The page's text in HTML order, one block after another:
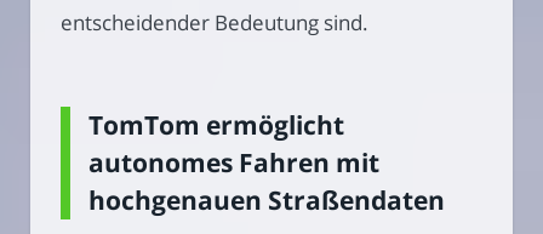
entscheidender Bedeutung sind.
TomTom ermöglicht
autonomes Fahren mit
hochgenauen Straßendaten